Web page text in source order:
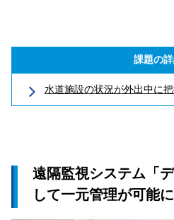
課題の
水道施設の状況が外出中に
遠隔監視システム「
して一元管理が可能に